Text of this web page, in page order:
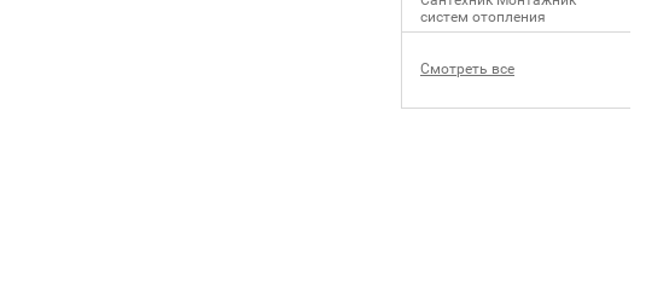
систем отопления
Смотреть все